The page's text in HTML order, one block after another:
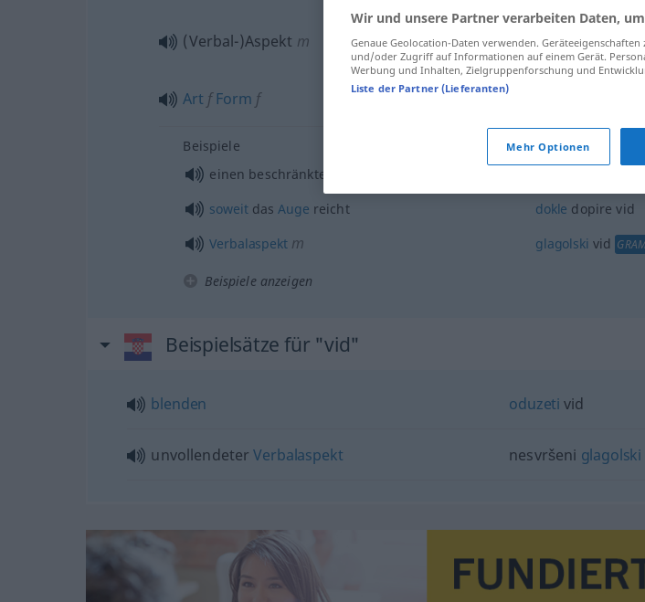
(Verbal-)Aspekt m vid GRAM
Art fForm f
Beispiele
einen beschränkten
soweitdas Auge reicht dokle dopire vid
Verbalaspektm glagolski vid
Beispiele anzeigen
Beispielsätze für "vid"
blenden oduzeti vid
unvollendeterVerbalaspekt nesvršeni glagolski
Wir und unsere Partner verarbeiten Daten,
Genaue Geolocation-Daten verwenden.
und/oder Zugriff auf Informationen auf einem Gerät.
Werbung und Inhalten, Zielgruppenforschung und
Liste der Partner (Lieferanten)
Mehr Optionen